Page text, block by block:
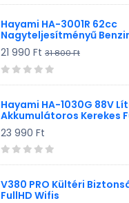
Hayami HA-3001R 62cc
Nagyteljesítményű
21 990 Ft 31 800 Ft
Hayami HA-1030G 88V
Akkumulátoros Kerekes
23 990 Ft
V380 PRO Kültéri
FullHD Wifis